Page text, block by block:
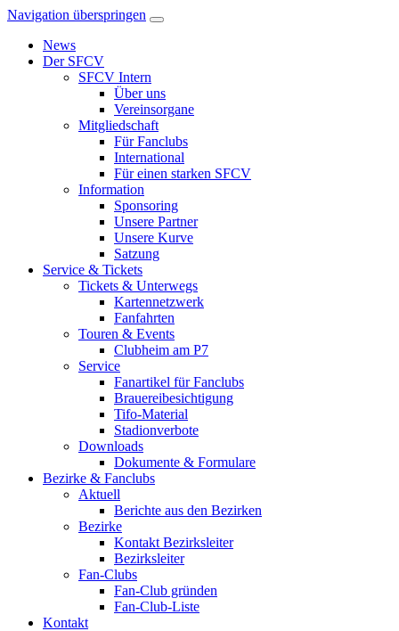
Navigation überspringen
News
Der SFCV
SFCV Intern
Über uns
Vereinsorgane
Mitgliedschaft
Für Fanclubs
International
Für einen starken SFCV
Information
Sponsoring
Unsere Partner
Unsere Kurve
Satzung
Service & Tickets
Tickets & Unterwegs
Kartennetzwerk
Fanfahrten
Touren & Events
Clubheim am P7
Service
Fanartikel für Fanclubs
Brauereibesichtigung
Tifo-Material
Stadionverbote
Downloads
Dokumente & Formulare
Bezirke & Fanclubs
Aktuell
Berichte aus den Bezirken
Bezirke
Kontakt Bezirksleiter
Bezirksleiter
Fan-Clubs
Fan-Club gründen
Fan-Club-Liste
Kontakt